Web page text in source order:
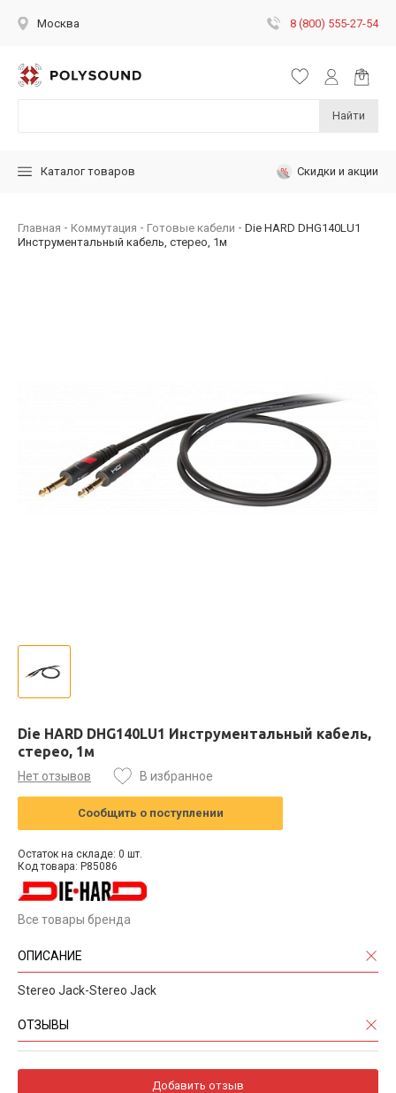
Москва 8 (800) 555-27-54
Найти
Каталог товаров Скидки и акции
Главная Коммутация Готовые кабели
Die HARD DHG140LU1
Инструментальный кабель, стерео, 1м
Die HARD DHG140LU1 Инструментальный кабель,
стерео, 1м
Нет отзывов В избранное
Сообщить о поступлении
Остаток на складе: 0 шт.
Код товара: P85086
Все товары бренда
ОПИСАНИЕ
Stereo Jack-Stereo Jack
ОТЗЫВЫ
Добавить отзыв